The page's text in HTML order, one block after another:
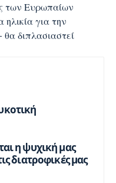
των Ευρωπαίων
ηλικία για την
διπλασιαστεί
η ψυχική μας
διατροφικές μας